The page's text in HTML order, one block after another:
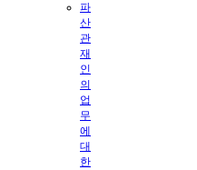
파
산
관
재
인
의
업
무
에
대
한